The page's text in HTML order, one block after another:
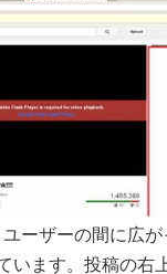
ーザーの間に広が
います。投稿の右